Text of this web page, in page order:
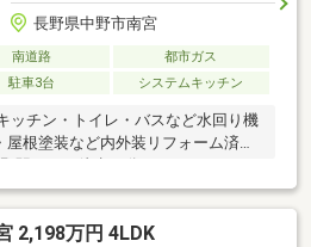
長野県中野市南宮
南道路
都市ガス
駐車3台 システムキッチン
チン・トイレ・バスなど水回り機
根塗装など内外装リフォーム済▼
ローンも随時ご相談承ります。▼リ
【株式会社くすぐる空間】 （営
水曜日） 【フリーダイヤル 0120-
2,198万円 4LDK